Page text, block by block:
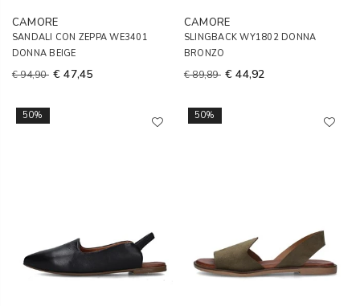
CAMORE
SANDALI CON ZEPPA WE3401
DONNA BEIGE
€ 94,90 € 47,45
CAMORE
SLINGBACK WY1802 DONNA
BRONZO
€ 89,89 € 44,92
50% 50%